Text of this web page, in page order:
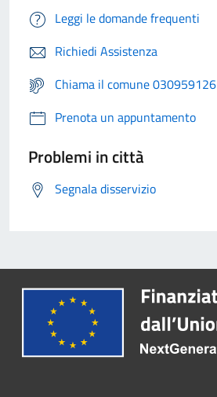
Leggi le domande frequenti
Richiedi Assistenza
Chiama il comune 030959126
Prenota un appuntamento
Problemi in città
Segnala disservizio